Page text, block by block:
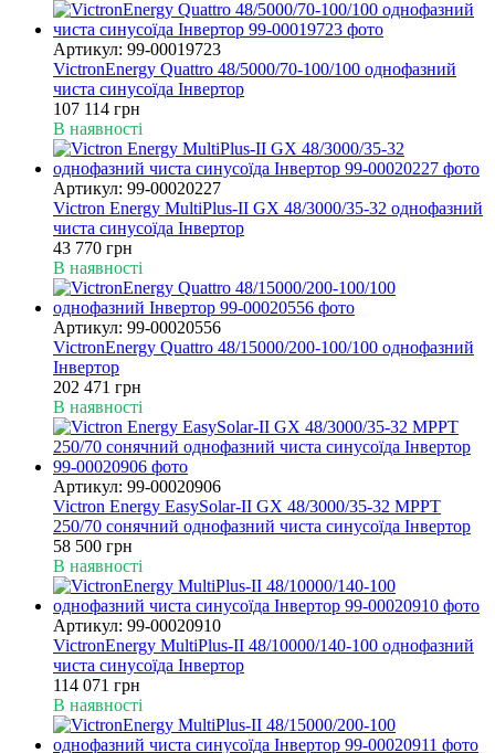
Артикул: 99-00019723
VictronEnergy Quattro 48/5000/70-100/100 однофазний
чиста синусоїда Інвертор
107 114 грн
В наявності
Артикул: 99-00020227
Victron Energy MultiPlus-II GX 48/3000/35-32 однофазний
чиста синусоїда Інвертор
43 770 грн
В наявності
Артикул: 99-00020556
VictronEnergy Quattro 48/15000/200-100/100 однофазний
Інвертор
202 471 грн
В наявності
Артикул: 99-00020906
Victron Energy EasySolar-II GX 48/3000/35-32 MPPT
250/70 сонячний однофазний чиста синусоїда Інвертор
58 500 грн
В наявності
Артикул: 99-00020910
VictronEnergy MultiPlus-II 48/10000/140-100 однофазний
чиста синусоїда Інвертор
114 071 грн
В наявності